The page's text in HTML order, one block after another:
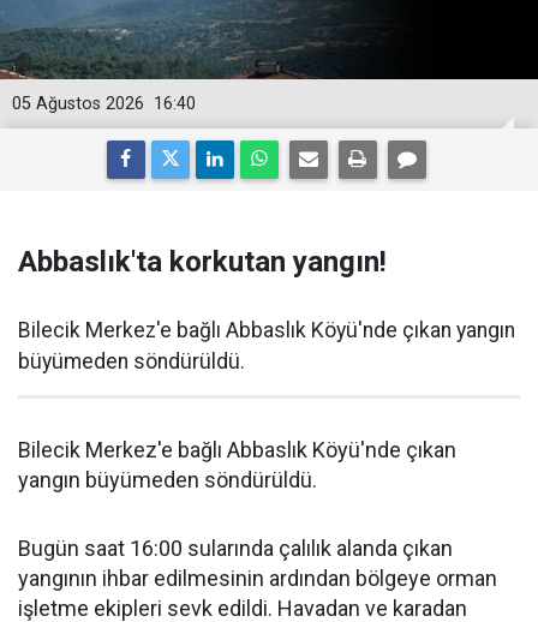
16:40
05 Ağustos 2026
Abbaslık'ta korkutan yangın!
Bilecik Merkez'e bağlı Abbaslık Köyü'nde çıkan yangın
büyümeden söndürüldü.
Bilecik Merkez'e bağlı Abbaslık Köyü'nde çıkan
yangın büyümeden söndürüldü.
Bugün saat 16:00 sularında çalılık alanda çıkan
yangının ihbar edilmesinin ardından bölgeye orman
işletme ekipleri sevk edildi. Havadan ve karadan